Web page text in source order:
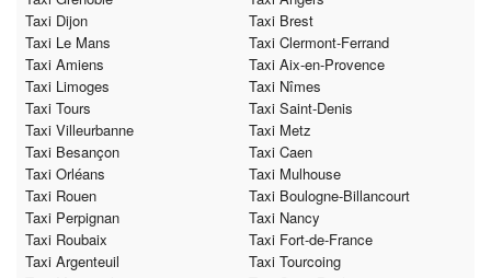
Taxi Dijon
Taxi Brest
Taxi Le Mans
Taxi Clermont-Ferrand
Taxi Amiens
Taxi Aix-en-Provence
Taxi Limoges
Taxi Nîmes
Taxi Tours
Taxi Saint-Denis
Taxi Villeurbanne
Taxi Metz
Taxi Besançon
Taxi Caen
Taxi Orléans
Taxi Mulhouse
Taxi Rouen
Taxi Boulogne-Billancourt
Taxi Perpignan
Taxi Nancy
Taxi Roubaix
Taxi Fort-de-France
Taxi Argenteuil
Taxi Tourcoing